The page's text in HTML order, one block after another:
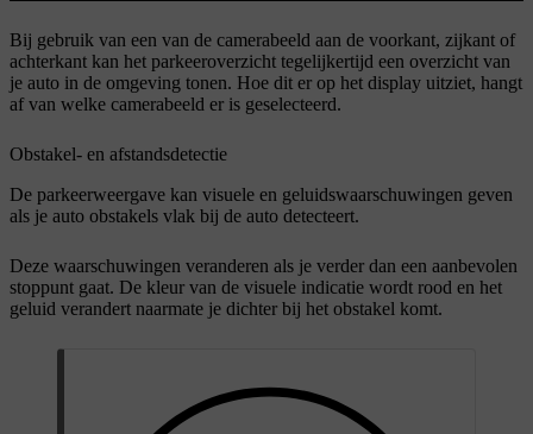
Bij gebruik van een van de camerabeeld aan de voorkant, zijkant of
achterkant kan het parkeeroverzicht tegelijkertijd een overzicht van
je auto in de omgeving tonen. Hoe dit er op het display uitziet, hangt
af van welke camerabeeld er is geselecteerd.
Obstakel- en afstandsdetectie
De parkeerweergave kan visuele en geluidswaarschuwingen geven
als je auto obstakels vlak bij de auto detecteert.
Deze waarschuwingen veranderen als je verder dan een aanbevolen
stoppunt gaat. De kleur van de visuele indicatie wordt rood en het
geluid verandert naarmate je dichter bij het obstakel komt.